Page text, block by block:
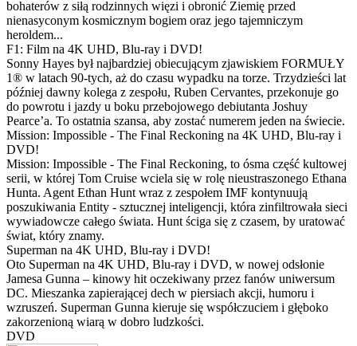
bohaterów z siłą rodzinnych więzi i obronić Ziemię przed
nienasyconym kosmicznym bogiem oraz jego tajemniczym
heroldem...
F1: Film na 4K UHD, Blu-ray i DVD!
Sonny Hayes był najbardziej obiecującym zjawiskiem FORMUŁY
1® w latach 90-tych, aż do czasu wypadku na torze. Trzydzieści lat
później dawny kolega z zespołu, Ruben Cervantes, przekonuje go
do powrotu i jazdy u boku przebojowego debiutanta Joshuy
Pearce’a. To ostatnia szansa, aby zostać numerem jeden na świecie.
Mission: Impossible - The Final Reckoning na 4K UHD, Blu-ray i
DVD!
Mission: Impossible - The Final Reckoning, to ósma część kultowej
serii, w której Tom Cruise wciela się w rolę nieustraszonego Ethana
Hunta. Agent Ethan Hunt wraz z zespołem IMF kontynuują
poszukiwania Entity - sztucznej inteligencji, która zinfiltrowała sieci
wywiadowcze całego świata. Hunt ściga się z czasem, by uratować
świat, który znamy.
Superman na 4K UHD, Blu-ray i DVD!
Oto Superman na 4K UHD, Blu-ray i DVD, w nowej odsłonie
Jamesa Gunna – kinowy hit oczekiwany przez fanów uniwersum
DC. Mieszanka zapierającej dech w piersiach akcji, humoru i
wzruszeń. Superman Gunna kieruje się współczuciem i głęboko
zakorzenioną wiarą w dobro ludzkości.
DVD